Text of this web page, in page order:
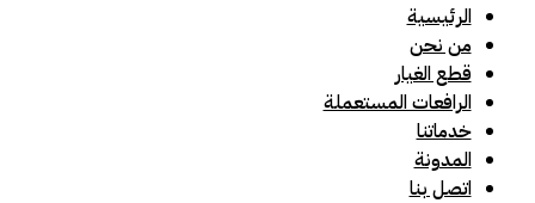
الرئيسية
من نحن
قطع الغيار
الرافعات المستعملة
خدماتنا
المدونة
اتصل بنا